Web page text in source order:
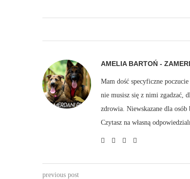
AMELIA BARTOŃ -
Mam dość specyficzne
nie musisz się z nimi zgadzać,
zdrowia. Niewskazane dla
Czytasz na własną
previous post